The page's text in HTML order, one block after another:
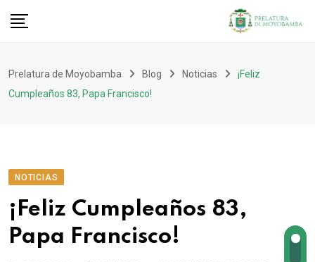
Prelatura de Moyobamba Blog Noticias
¡Feliz
Cumpleaños 83, Papa Francisco!
NOTICIAS
¡Feliz Cumpleaños 83,
Papa Francisco!